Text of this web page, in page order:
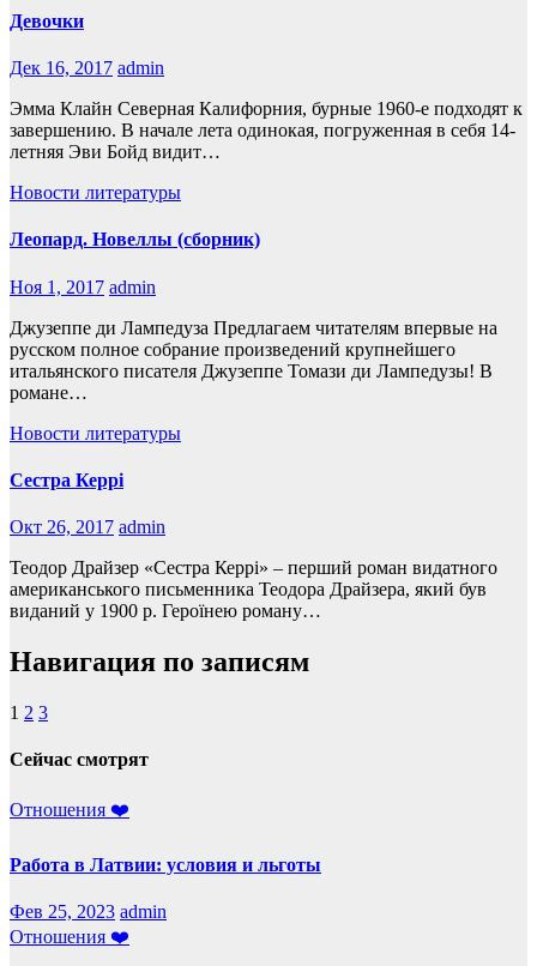
Девочки
Дек 16, 2017 admin
Эмма Клайн Северная Калифорния, бурные 1960-е подходят к
завершению. В начале лета одинокая, погруженная в себя 14-
летняя Эви Бойд видит…
Новости литературы
Леопард. Новеллы (сборник)
Ноя 1, 2017 admin
Джузеппе ди Лампедуза Предлагаем читателям впервые на
русском полное собрание произведений крупнейшего
итальянского писателя Джузеппе Томази ди Лампедузы! В
романе…
Новости литературы
Сестра Керрі
Окт 26, 2017 admin
Теодор Драйзер «Сестра Керрі» – перший роман видатного
американського письменника Теодора Драйзера, який був
виданий у 1900 р. Героїнею роману…
Навигация по записям
1 2 3
Сейчас смотрят
Отношения ❤️
Работа в Латвии: условия и льготы
Фев 25, 2023 admin
Отношения ❤️